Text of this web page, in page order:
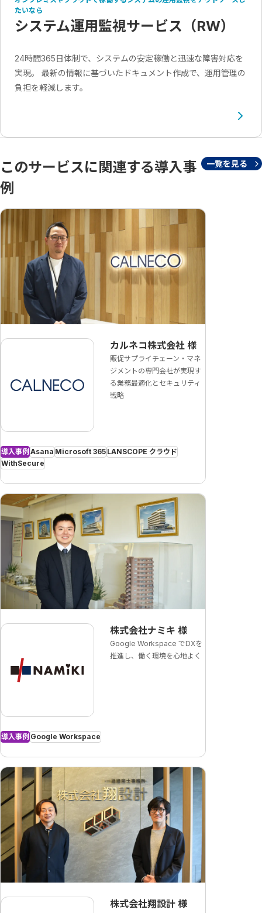
たいなら
システム運用監視サービス（RW）
24時間365日体制で、システムの安定稼働と迅速な障害対応を
実現。 最新の情報に基づいたドキュメント作成で、運用管理の
負担を軽減します。
このサービスに関連する導入事
例
一覧を見る
カルネコ株式会社 様
販促サプライチェーン・マネ
ジメントの専門会社が実現す
る業務最適化とセキュリティ
戦略
導入事例 Asana Microsoft 365 LANSCOPE クラウド
WithSecure
株式会社ナミキ 様
Google Workspace でDXを
推進し、働く環境を心地よく
導入事例 Google Workspace
株式会社翔設計 様